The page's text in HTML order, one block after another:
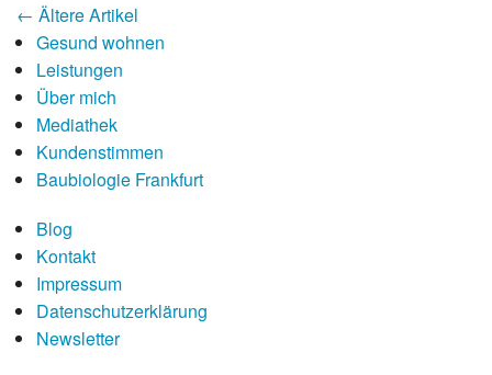
← Ältere Artikel
Gesund wohnen
Leistungen
Über mich
Mediathek
Kundenstimmen
Baubiologie Frankfurt
Blog
Kontakt
Impressum
Da­ten­schutz­er­klä­rung
Newsletter